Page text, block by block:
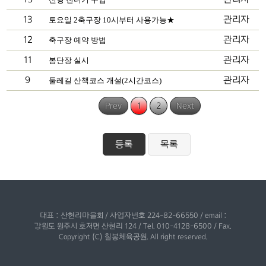
13
토요일 2축구장 10시부터 사용가능★
관리자
12
축구장 예약 방법
관리자
11
봄단장 실시
관리자
9
둘레길 산책코스 개설(2시간코스) 관리자
Prev 1 2 Next
등록 목록
대표 : 산현리마을회 / 사업자번호 224-82-66550 / email :
강원도 원주시 호저면 산현리 124 / Tel. 010-4128-6500 / Fax.
Copyright (C) 칠봉체육공원. All right reserved.